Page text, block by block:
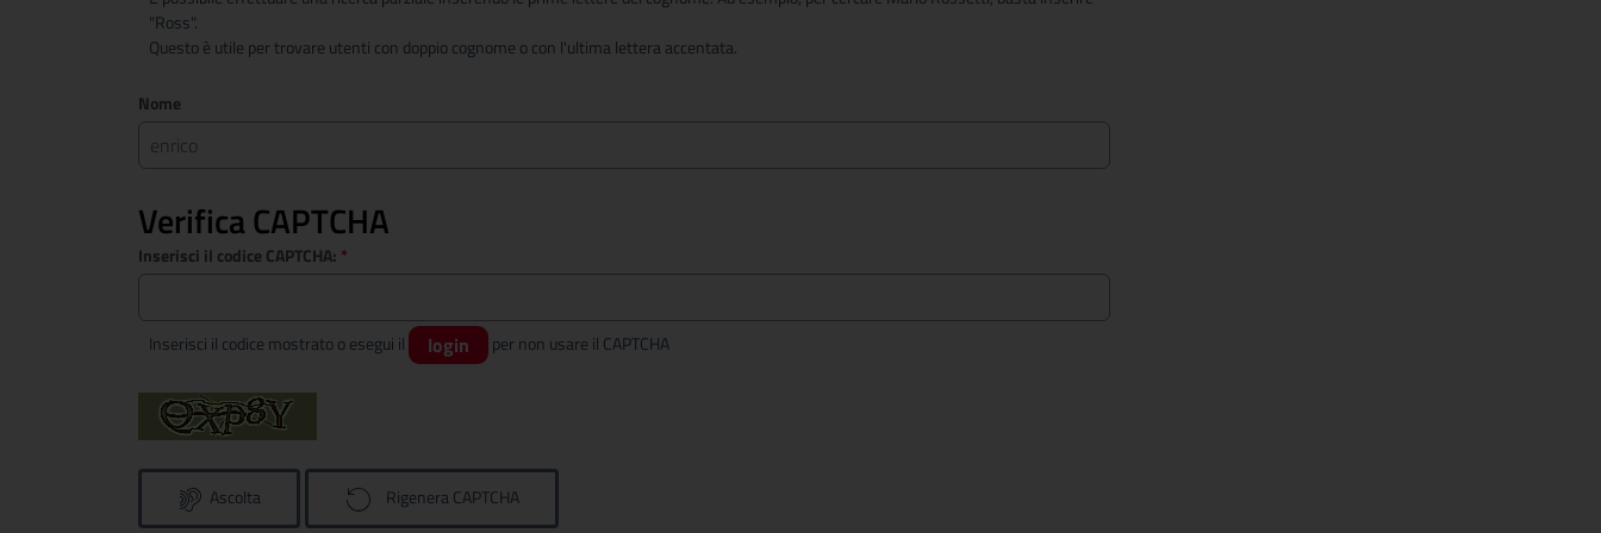
"Ross".
Questo è utile per trovare utenti con doppio cognome o con l'ultima lettera accentata.
Nome
Verifica CAPTCHA
Inserisci il codice CAPTCHA: *
Inserisci il codice mostrato o esegui il login per non usare il CAPTCHA
Ascolta Rigenera CAPTCHA